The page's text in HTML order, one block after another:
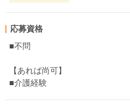
応募資格
■不問
【あれば尚可】
■介護経験